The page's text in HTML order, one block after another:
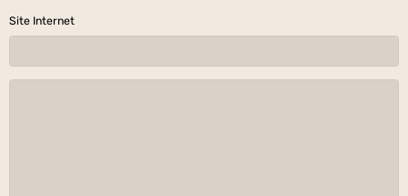
Site Internet